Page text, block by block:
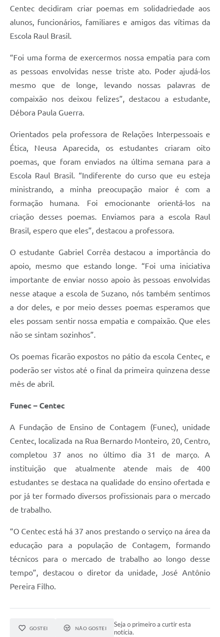
Centec decidiram criar poemas em solidadriedade aos
alunos, funcionários, familiares e amigos das vítimas da
Escola Raul Brasil.
“Foi uma forma de exercermos nossa empatia para com
as pessoas envolvidas nesse triste ato. Poder ajudá-los
mesmo que de longe, levando nossas palavras de
compaixão nos deixou felizes”, destacou a estudante,
Débora Paula Guerra.
Orientados pela professora de Relações Interpessoais e
Ética, Neusa Aparecida, os estudantes criaram oito
poemas, que foram enviados na última semana para a
Escola Raul Brasil. “Indiferente do curso que eu esteja
ministrando, a minha preocupação maior é com a
formação humana. Foi emocionante orientá-los na
criação desses poemas. Enviamos para a escola Raul
Brasil, espero que eles”, destacou a professora.
O estudante Gabriel Corrêa destacou a importância do
apoio, mesmo que estando longe. “Foi uma iniciativa
importante de enviar nosso apoio às pessoas envolvidas
nesse ataque a escola de Suzano, nós também sentimos
a dor deles, e por meio desses poemas esperamos que
eles possam sentir nossa empatia e compaixão. Que eles
não se sintam sozinhos”.
Os poemas ficarão expostos no pátio da escola Centec, e
poderão ser vistos até o final da primeira quinzena desse
mês de abril.
Funec – Centec
A Fundação de Ensino de Contagem (Funec), unidade
Centec, localizada na Rua Bernardo Monteiro, 20, Centro,
completou 37 anos no último dia 31 de março. A
instituição que atualmente atende mais de 400
estudantes se destaca na qualidade do ensino ofertada e
por já ter formado diversos profissionais para o mercado
de trabalho.
“O Centec está há 37 anos prestando o serviço na área da
educação para a população de Contagem, formando
técnicos para o mercado de trabalho ao longo desse
tempo”, destacou o diretor da unidade, José Antônio
Pereira Filho.
GOSTEI NÃO GOSTEI
Seja o primeiro a curtir esta
notícia.